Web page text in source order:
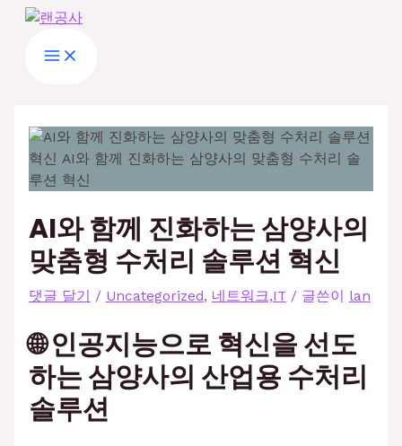
Menu
AI와 함께 진화하는 삼양사의
맞춤형 수처리 솔루션 혁신
댓글 달기 / Uncategorized, 네트워크,IT / 글쓴이 lan
🌐 인공지능으로 혁신을 선도
하는 삼양사의 산업용 수처리
솔루션
글
여
에
세
요...
이
*
이
일
웹
이